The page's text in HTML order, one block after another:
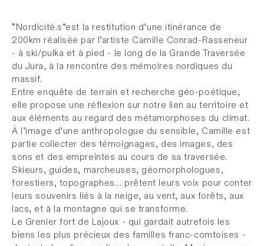
“Nordicité.s”est la restitution d’une itinérance de
200km réalisée par l’artiste Camille Conrad-Rasseneur
- à ski/pulka et à pied - le long de la Grande Traversée
du Jura, à la rencontre des mémoires nordiques du
massif.
Entre enquête de terrain et recherche géo-poétique,
elle propose une réflexion sur notre lien au territoire et
aux éléments au regard des métamorphoses du climat.
À l’image d’une anthropologue du sensible, Camille est
partie collecter des témoignages, des images, des
sons et des empreintes au cours de sa traversée.
Skieurs, guides, marcheuses, géomorphologues,
forestiers, topographes… prêtent leurs voix pour conter
leurs souvenirs liés à la neige, au vent, aux forêts, aux
lacs, et à la montagne qui se transforme.
Le Grenier fort de Lajoux - qui gardait autrefois les
biens les plus précieux des familles franc-comtoises -